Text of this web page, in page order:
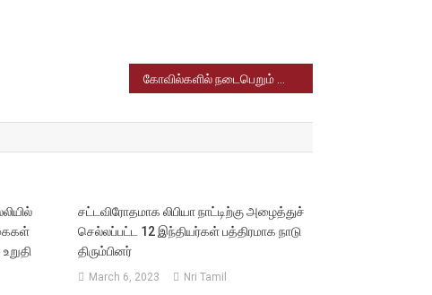
கோவில்களில் நடைபெறும் மாற்றுத்திறனாளிகள் திருமணங்களுக்கு 4கிராம் தங்கம் – தமிழ்நாடு அரசு அறிவிப்பு
சட்டவிரோதமாக லிபியா நாட்டிற்கு அழைத்துச்
செல்லப்பட்ட 12 இந்தியர்கள் பத்திரமாக நாடு
திரும்பினர்
March 6, 2023 Nri Tamil